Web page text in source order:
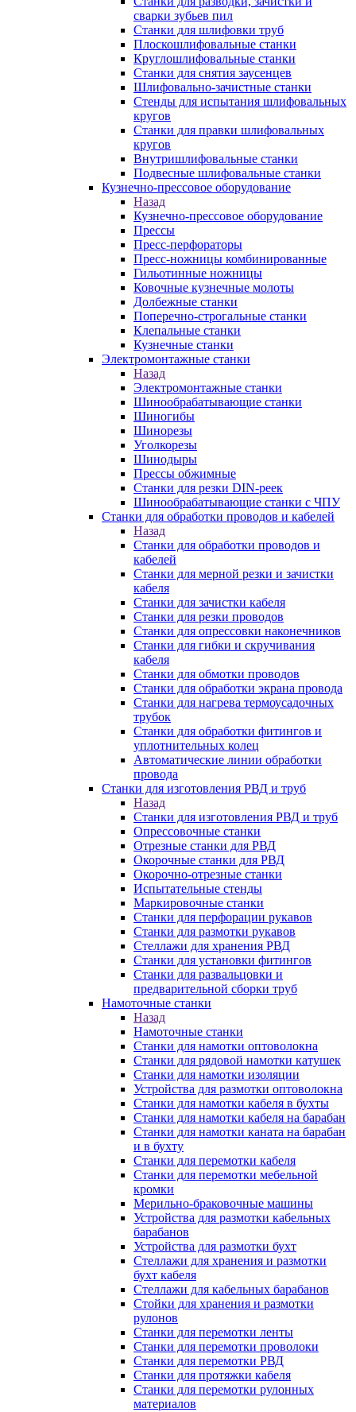
сварки зубьев пил
Станки для шлифовки труб
Плоскошлифовальные станки
Круглошлифовальные станки
Станки для снятия заусенцев
Шлифовально-зачистные станки
Стенды для испытания шлифовальных
кругов
Станки для правки шлифовальных
кругов
Внутришлифовальные станки
Подвесные шлифовальные станки
Кузнечно-прессовое оборудование
Назад
Кузнечно-прессовое оборудование
Прессы
Пресс-перфораторы
Пресс-ножницы комбинированные
Гильотинные ножницы
Ковочные кузнечные молоты
Долбежные станки
Поперечно-строгальные станки
Клепальные станки
Кузнечные станки
Электромонтажные станки
Назад
Электромонтажные станки
Шинообрабатывающие станки
Шиногибы
Шинорезы
Уголкорезы
Шинодыры
Прессы обжимные
Станки для резки DIN-реек
Шинообрабатывающие станки с ЧПУ
Станки для обработки проводов и кабелей
Назад
Станки для обработки проводов и
кабелей
Станки для мерной резки и зачистки
кабеля
Станки для зачистки кабеля
Станки для резки проводов
Станки для опрессовки наконечников
Станки для гибки и скручивания
кабеля
Станки для обмотки проводов
Станки для обработки экрана провода
Станки для нагрева термоусадочных
трубок
Станки для обработки фитингов и
уплотнительных колец
Автоматические линии обработки
провода
Станки для изготовления РВД и труб
Назад
Станки для изготовления РВД и труб
Опрессовочные станки
Отрезные станки для РВД
Окорочные станки для РВД
Окорочно-отрезные станки
Испытательные стенды
Маркировочные станки
Станки для перфорации рукавов
Станки для размотки рукавов
Стеллажи для хранения РВД
Станки для установки фитингов
Станки для развальцовки и
предварительной сборки труб
Намоточные станки
Назад
Намоточные станки
Станки для намотки оптоволокна
Станки для рядовой намотки катушек
Станки для намотки изоляции
Устройства для размотки оптоволокна
Станки для намотки кабеля в бухты
Станки для намотки кабеля на барабан
Станки для намотки каната на барабан
и в бухту
Станки для перемотки кабеля
Станки для перемотки мебельной
кромки
Мерильно-браковочные машины
Устройства для размотки кабельных
барабанов
Устройства для размотки бухт
Стеллажи для хранения и размотки
бухт кабеля
Стеллажи для кабельных барабанов
Стойки для хранения и размотки
рулонов
Станки для перемотки ленты
Станки для перемотки проволоки
Станки для перемотки РВД
Станки для протяжки кабеля
Станки для перемотки рулонных
материалов